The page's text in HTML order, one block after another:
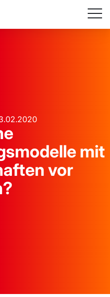
mit
vor